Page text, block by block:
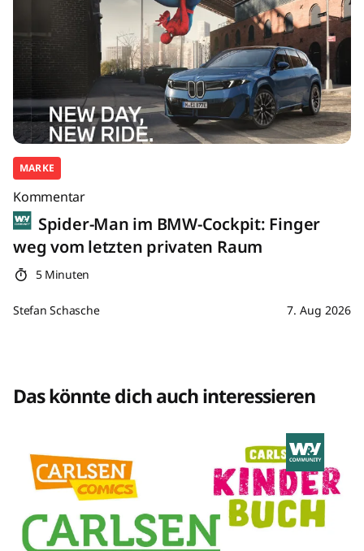
MARKE
Kommentar
Spider-Man im BMW-Cockpit: Finger
weg vom letzten privaten Raum
5 Minuten
Stefan Schasche 7. Aug 2026
Das könnte dich auch interessieren